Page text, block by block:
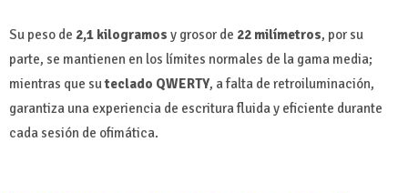
Su peso de 2,1 kilogramos y grosor de 22 milímetros, por su
parte, se mantienen en los límites normales de la gama media;
mientras que suteclado QWERTY, a falta de retroiluminación,
garantiza una experiencia de escritura fluida y eficiente durante
cada sesión de ofimática.